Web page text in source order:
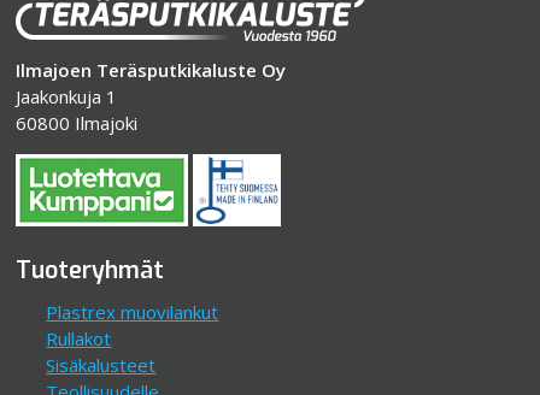
Ilmajoen Teräsputkikaluste Oy
Jaakonkuja 1
60800 Ilmajoki
Tuoteryhmät
Plastrex muovilankut
Rullakot
Sisäkalusteet